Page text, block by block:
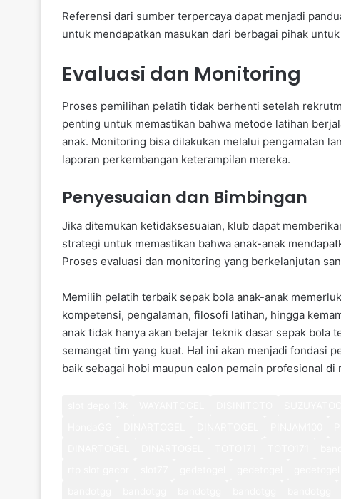
Referensi dari sumber terpercaya dapat menjadi
untuk mendapatkan masukan dari berbagai pihak
Evaluasi dan Monitoring
Proses pemilihan pelatih tidak berhenti setelah
penting untuk memastikan bahwa metode latihan
anak. Monitoring bisa dilakukan melalui pengamatan
laporan perkembangan keterampilan mereka.
Penyesuaian dan Bimbingan
Jika ditemukan ketidaksesuaian, klub dapat
strategi untuk memastikan bahwa anak-anak
Proses evaluasi dan monitoring yang berkelanjutan
Memilih pelatih terbaik sepak bola anak-anak
kompetensi, pengalaman, filosofi latihan, hingga
anak tidak hanya akan belajar teknik dasar sepak bola
semangat tim yang kuat. Hal ini akan menjadi fondasi
baik sebagai hobi maupun calon pemain profesional di